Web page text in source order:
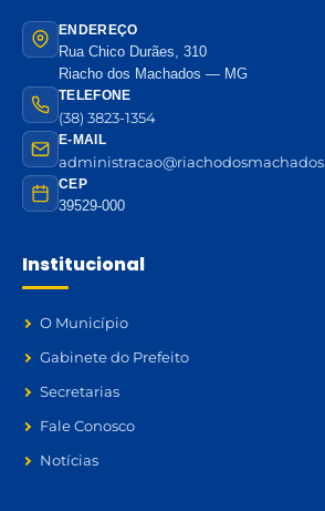
ENDEREÇO
Rua Chico Durães, 310
Riacho dos Machados — MG
TELEFONE
(38) 3823-1354
E-MAIL
CEP
39529-000
Institucional
O Município
Gabinete do Prefeito
Secretarias
Fale Conosco
Notícias